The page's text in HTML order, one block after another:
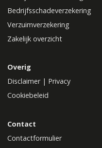
Bedrijfsschadeverzekering
Verzuimverzekering
Zakelijk overzicht
Overig
Disclaimer| Privacy
Cookiebeleid
Contact
Contactformulier